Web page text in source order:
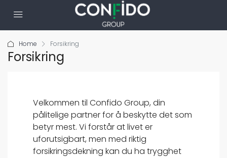
Home Forsikring
Forsikring
Velkommen til Confido Group, din
pålitelige partner for å beskytte det som
betyr mest. Vi forstår at livet er
uforutsigbart, men med riktig
forsikringsdekning kan du ha trygghet